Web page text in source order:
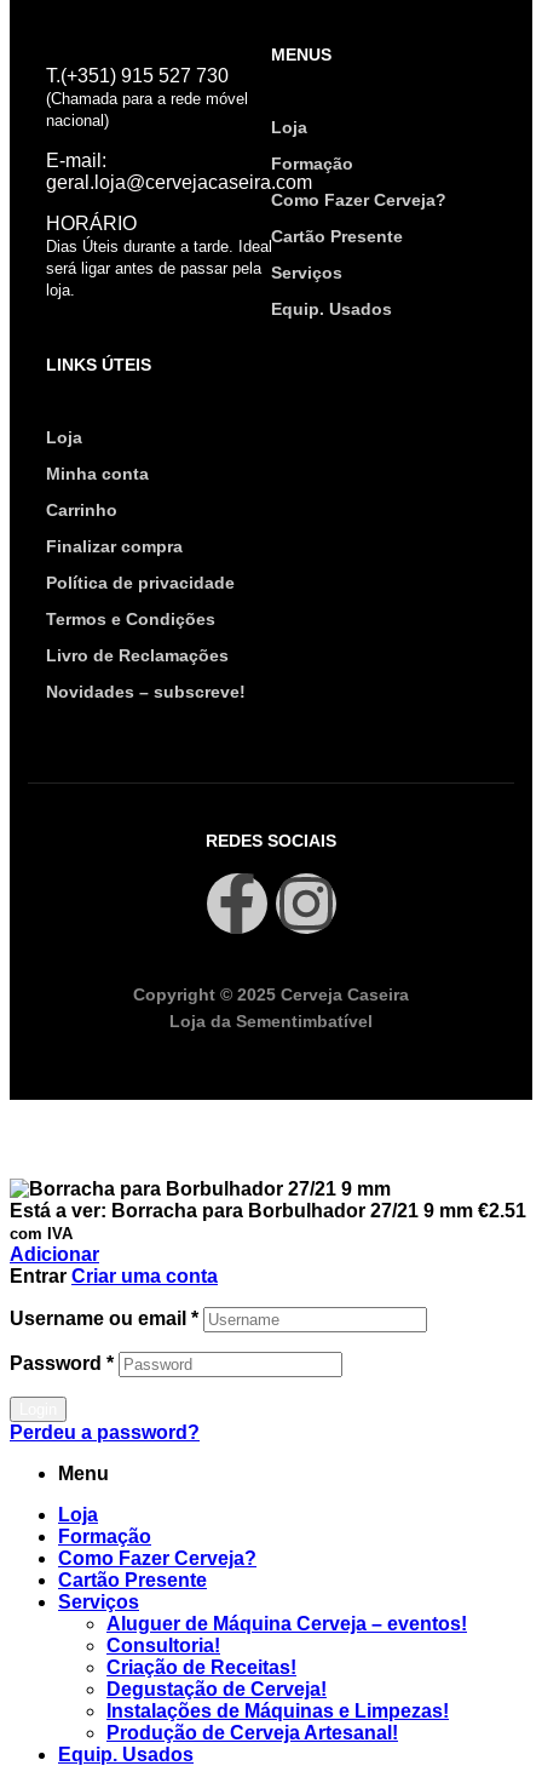
T.(+351) 915 527 730
(Chamada para a rede móvel
nacional)
E-mail:
geral.loja@cervejacaseira.com
HORÁRIO
Dias Úteis durante a tarde. Ideal
será ligar antes de passar pela
loja.
MENUS
Loja
Formação
Como Fazer Cerveja?
Cartão Presente
Serviços
Equip. Usados
LINKS ÚTEIS
Loja
Minha conta
Carrinho
Finalizar compra
Política de privacidade
Termos e Condições
Livro de Reclamações
Novidades – subscreve!
REDES SOCIAIS
Copyright © 2025 Cerveja Caseira
Loja da Sementimbatível
Está a ver: Borracha para Borbulhador 27/21 9 mm €2.51
com IVA
Adicionar
Entrar Criar uma conta
Username ou email *
Password *
Perdeu a password?
Menu
Loja
Formação
Como Fazer Cerveja?
Cartão Presente
Serviços
Aluguer de Máquina Cerveja – eventos!
Consultoria!
Criação de Receitas!
Degustação de Cerveja!
Instalações de Máquinas e Limpezas!
Produção de Cerveja Artesanal!
Equip. Usados